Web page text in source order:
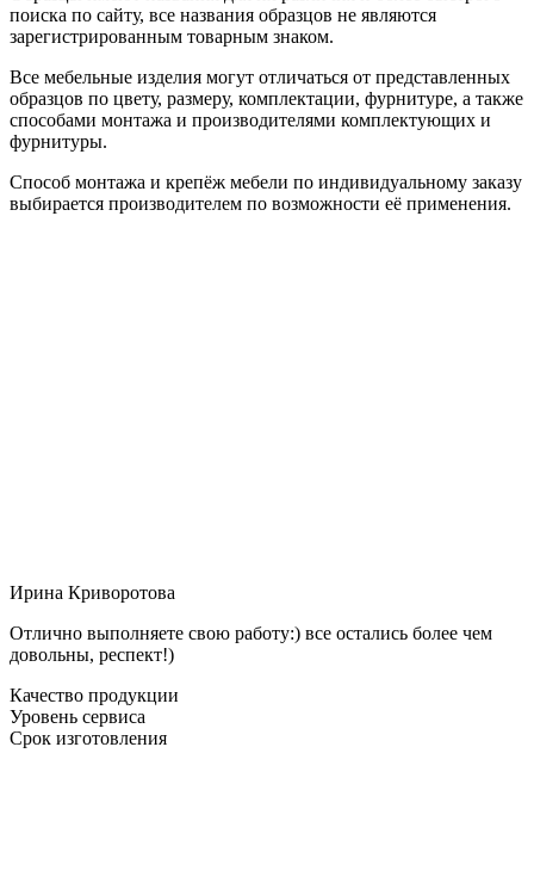
поиска по сайту, все названия образцов не являются
зарегистрированным товарным знаком.
Все мебельные изделия могут отличаться от представленных
образцов по цвету, размеру, комплектации, фурнитуре, а также
способами монтажа и производителями комплектующих и
фурнитуры.
Способ монтажа и крепёж мебели по индивидуальному заказу
выбирается производителем по возможности её применения.
Ирина Криворотова
Отлично выполняете свою работу:) все остались более чем
довольны, респект!)
Качество продукции
Уровень сервиса
Срок изготовления